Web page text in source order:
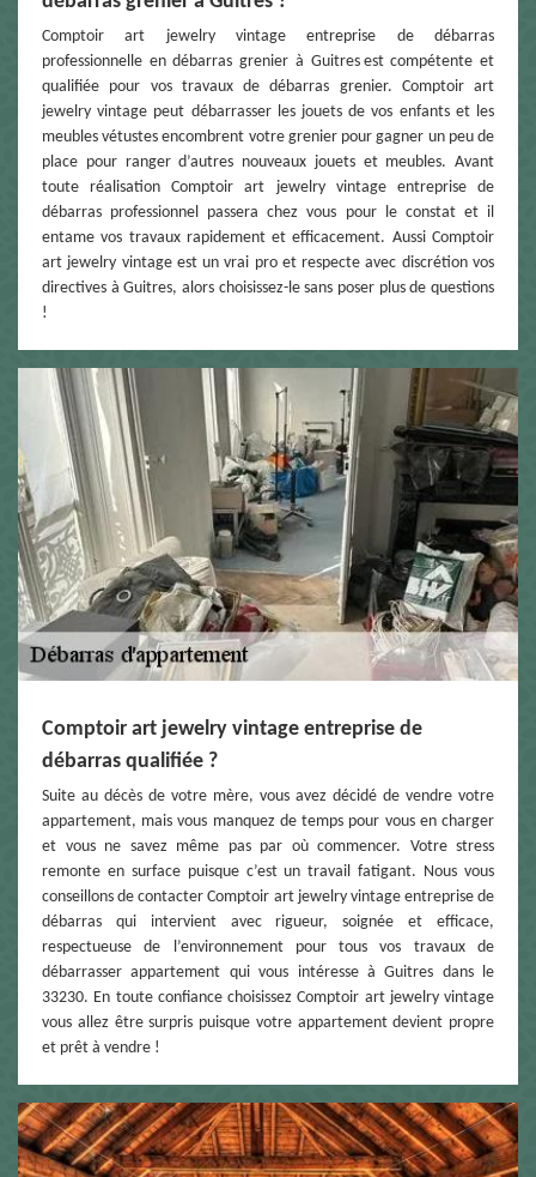
Comptoir art jewelry vintage entreprise de débarras
professionnelle en débarras grenier à Guitres est compétente et
qualifiée pour vos travaux de débarras grenier. Comptoir art
jewelry vintage peut débarrasser les jouets de vos enfants et les
meubles vétustes encombrent votre grenier pour gagner un peu de
place pour ranger d’autres nouveaux jouets et meubles. Avant
toute réalisation Comptoir art jewelry vintage entreprise de
débarras professionnel passera chez vous pour le constat et il
entame vos travaux rapidement et efficacement. Aussi Comptoir
art jewelry vintage est un vrai pro et respecte avec discrétion vos
directives à Guitres, alors choisissez-le sans poser plus de questions
!
Comptoir art jewelry vintage entreprise de
débarras qualifiée ?
Suite au décès de votre mère, vous avez décidé de vendre votre
appartement, mais vous manquez de temps pour vous en charger
et vous ne savez même pas par où commencer. Votre stress
remonte en surface puisque c’est un travail fatigant. Nous vous
conseillons de contacter Comptoir art jewelry vintage entreprise de
débarras qui intervient avec rigueur, soignée et efficace,
respectueuse de l’environnement pour tous vos travaux de
débarrasser appartement qui vous intéresse à Guitres dans le
33230. En toute confiance choisissez Comptoir art jewelry vintage
vous allez être surpris puisque votre appartement devient propre
et prêt à vendre !